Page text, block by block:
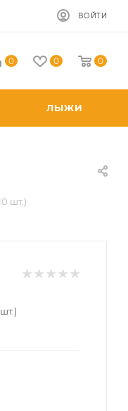
ВОЙТИ
0 0 0
ЛЫЖИ
шт.)